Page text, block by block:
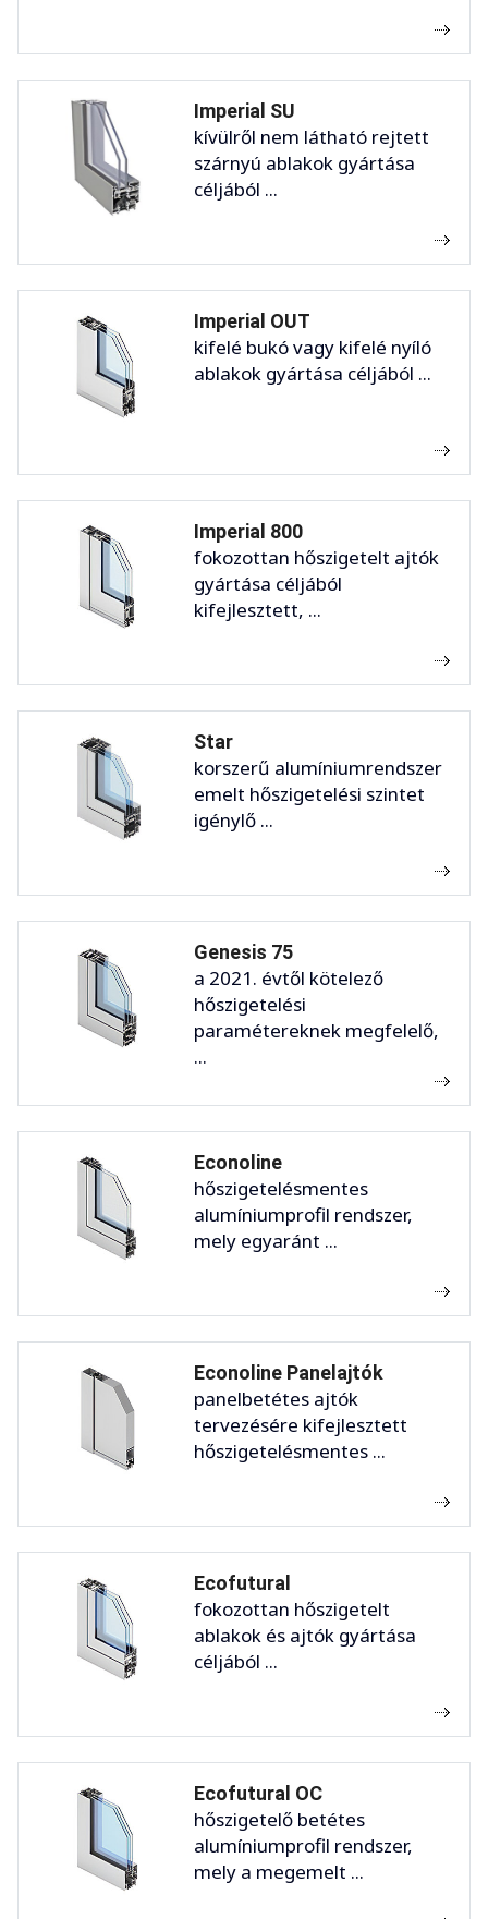
Imperial SU
kívülről nem látható rejtett
szárnyú ablakok gyártása
céljából ...
Imperial OUT
kifelé bukó vagy kifelé nyíló
ablakok gyártása céljából ...
Imperial 800
fokozottan hőszigetelt ajtók
gyártása céljából
kifejlesztett, ...
Star
korszerű alumíniumrendszer
emelt hőszigetelési szintet
igénylő ...
Genesis 75
a 2021. évtől kötelező
hőszigetelési
paramétereknek megfelelő,
...
Econoline
hőszigetelésmentes
alumíniumprofil rendszer,
mely egyaránt ...
Econoline Panelajtók
panelbetétes ajtók
tervezésére kifejlesztett
hőszigetelésmentes ...
Ecofutural
fokozottan hőszigetelt
ablakok és ajtók gyártása
céljából ...
Ecofutural OC
hőszigetelő betétes
alumíniumprofil rendszer,
mely a megemelt ...